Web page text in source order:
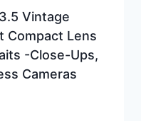
Vintage
Compact Lens
-Close-Ups,
Cameras